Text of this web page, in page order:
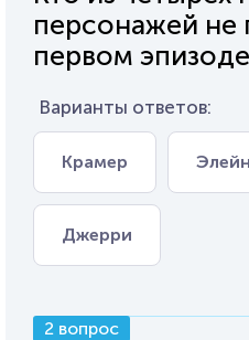
персонажей не
первом
Варианты ответов:
Крамер Элейн
Джерри
2 вопрос